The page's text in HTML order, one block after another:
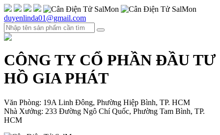
duyenlinda01@gmail.com
CÔNG TY CỔ PHẦN ĐẦU TƯ
HỒ GIA PHÁT
Văn Phòng: 19A Linh Đông, Phường Hiệp Bình, TP. HCM
Nhà Xưởng: 233 Đường Ngô Chí Quốc, Phường Tam Bình, TP.
HCM